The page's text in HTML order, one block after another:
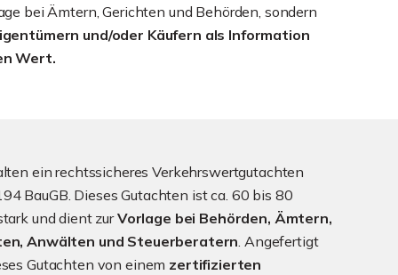
bei Ämtern, Gerichten und Behörden, sondern
und/oder Käufern als Information
Wert.
ein rechtssicheres Verkehrswertgutachten
BauGB. Dieses Gutachten ist ca. 60 bis 80
und dient zurVorlage bei Behörden, Ämtern,
Anwälten und Steuerberatern. Angefertigt
Gutachten von einem zertifizierten